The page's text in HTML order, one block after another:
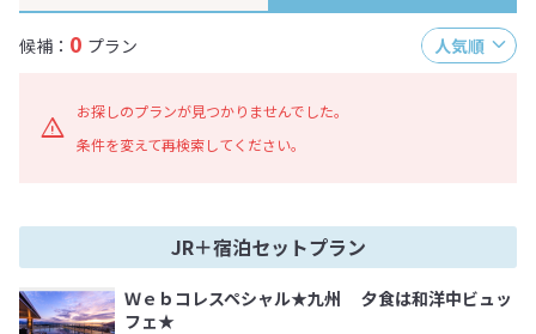
候補： 0 プラン 人気順
お探しのプランが見つかりませんでした。
条件を変えて再検索してください。
JR＋宿泊セットプラン
Ｗｅｂコレスペシャル★九州 夕食は和洋中ビュッ
フェ★